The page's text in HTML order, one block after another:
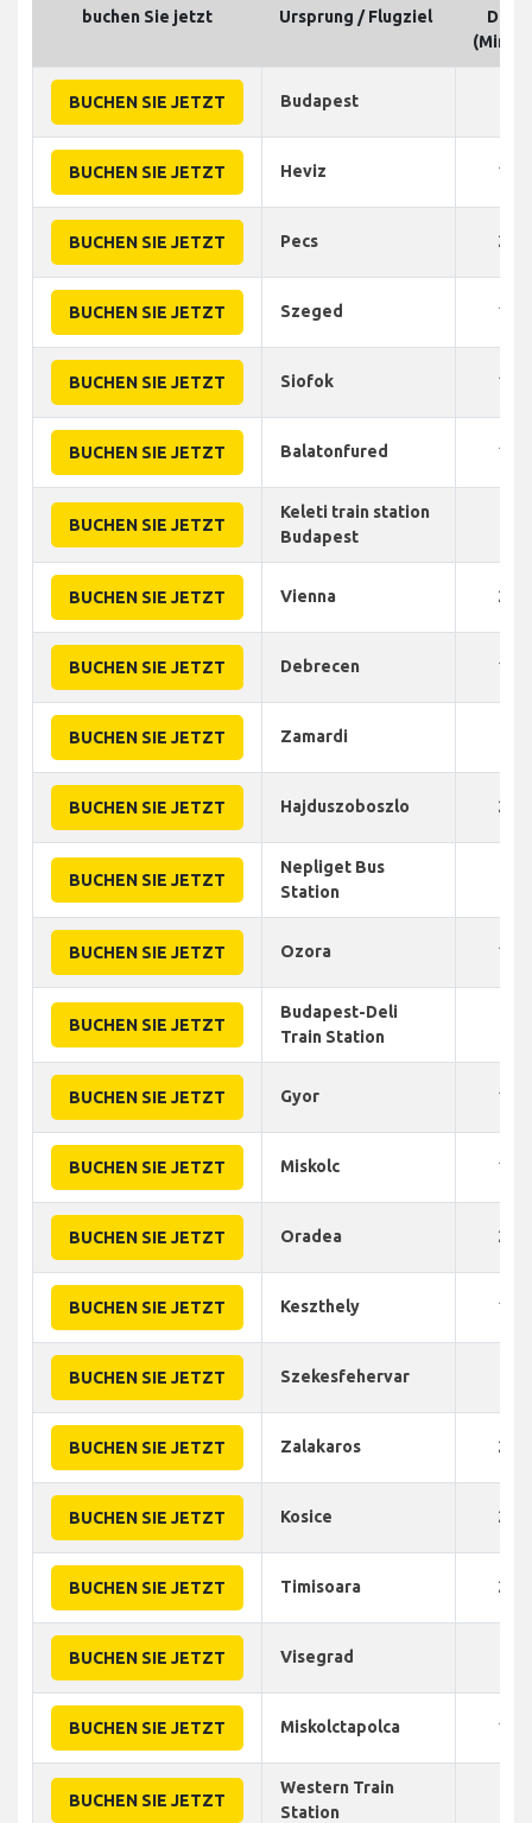
buchen Sie jetzt Ursprung / Flugziel
BUCHEN SIE JETZT Budapest
BUCHEN SIE JETZT Heviz 180
BUCHEN SIE JETZT Pecs 200
BUCHEN SIE JETZT Szeged 150
BUCHEN SIE JETZT Siofok 100
BUCHEN SIE JETZT Balatonfured 120
BUCHEN SIE JETZT
Keleti train station
Budapest
BUCHEN SIE JETZT Vienna 205
BUCHEN SIE JETZT Debrecen 180
BUCHEN SIE JETZT Zamardi
BUCHEN SIE JETZT Hajduszoboszlo 200
BUCHEN SIE JETZT
Nepliget Bus
Station
BUCHEN SIE JETZT Ozora 120
BUCHEN SIE JETZT
Budapest-Deli
Train Station
BUCHEN SIE JETZT Gyor 110
BUCHEN SIE JETZT Miskolc 150
BUCHEN SIE JETZT Oradea 210
BUCHEN SIE JETZT Keszthely 125
BUCHEN SIE JETZT Szekesfehervar
BUCHEN SIE JETZT Zalakaros 220
BUCHEN SIE JETZT Kosice 200
BUCHEN SIE JETZT Timisoara 240
BUCHEN SIE JETZT Visegrad
BUCHEN SIE JETZT Miskolctapolca 130
BUCHEN SIE JETZT
Western Train
Station